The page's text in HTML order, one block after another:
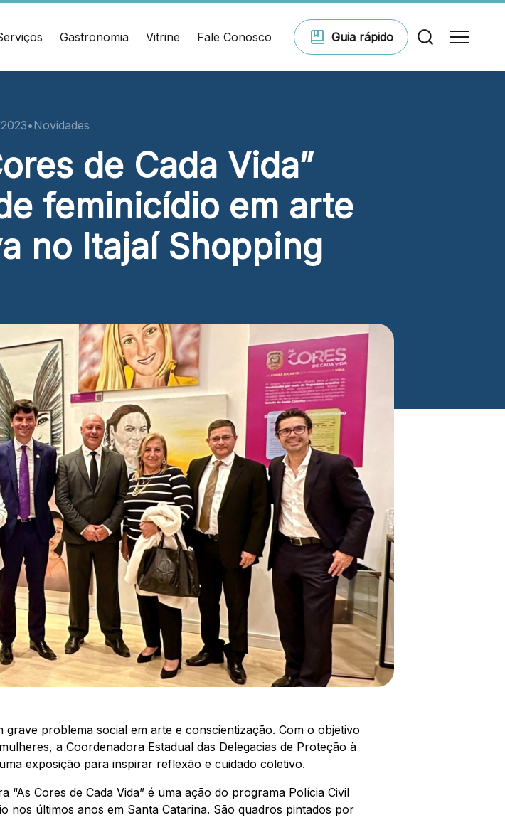
Gastronomia Vitrine Fale Conosco Guia rápido
(47) 3348-4609
Cinema
•Novidades
de Cada Vida”
feminicídio em arte
no Itajaí Shopping
problema social em arte e conscientização. Com o objetivo
a Coordenadora Estadual das Delegacias de Proteção à
exposição para inspirar reflexão e cuidado coletivo.
Cores de Cada Vida” é uma ação do programa Polícia Civil
nos últimos anos em Santa Catarina. São quadros pintados por